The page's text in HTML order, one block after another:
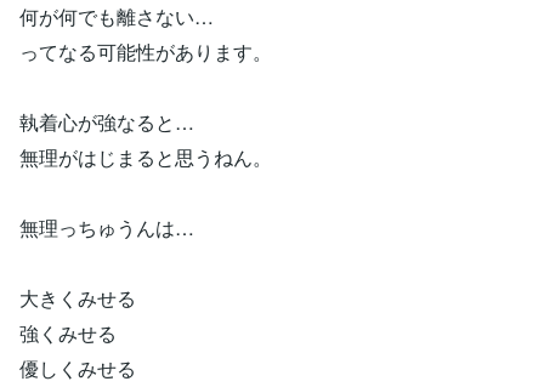
何が何でも離さない…
ってなる可能性があります。
執着心が強なると…
無理がはじまると思うねん。
無理っちゅうんは…
大きくみせる
強くみせる
優しくみせる